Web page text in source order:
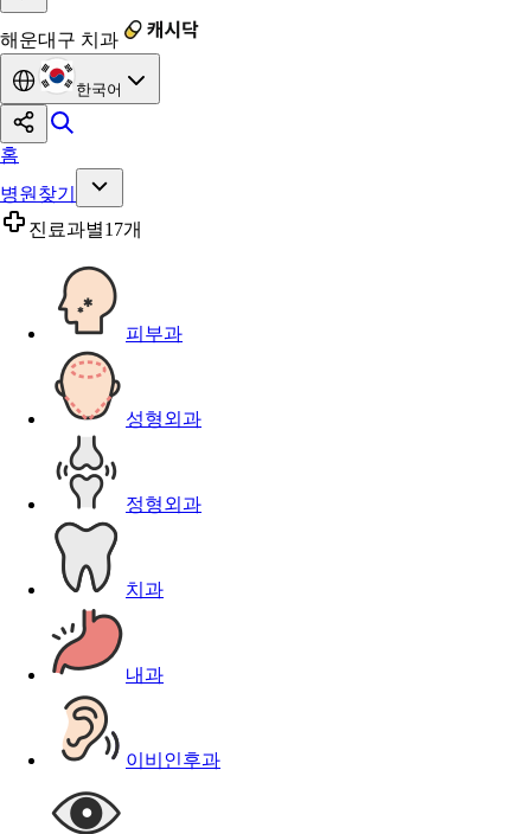
해운대구 치과
한국어
홈
병원찾기
진료과별17개
피부과
성형외과
정형외과
치과
내과
이비인후과